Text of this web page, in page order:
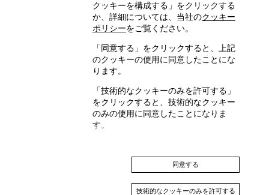
Hong Kong SAR, China (EN)
クッキーを構成する」をクリックする
か、詳細については、当社のクッキー
ポリシーをご覧ください。
「同意する」をクリックすると、上記
のクッキーの使用に同意したことにな
ります。
「技術的なクッキーのみを許可する」
をクリックすると、技術的なクッキー
のみの使用に同意したことになりま
す。
同意する
技術的なクッキーのみを許可する